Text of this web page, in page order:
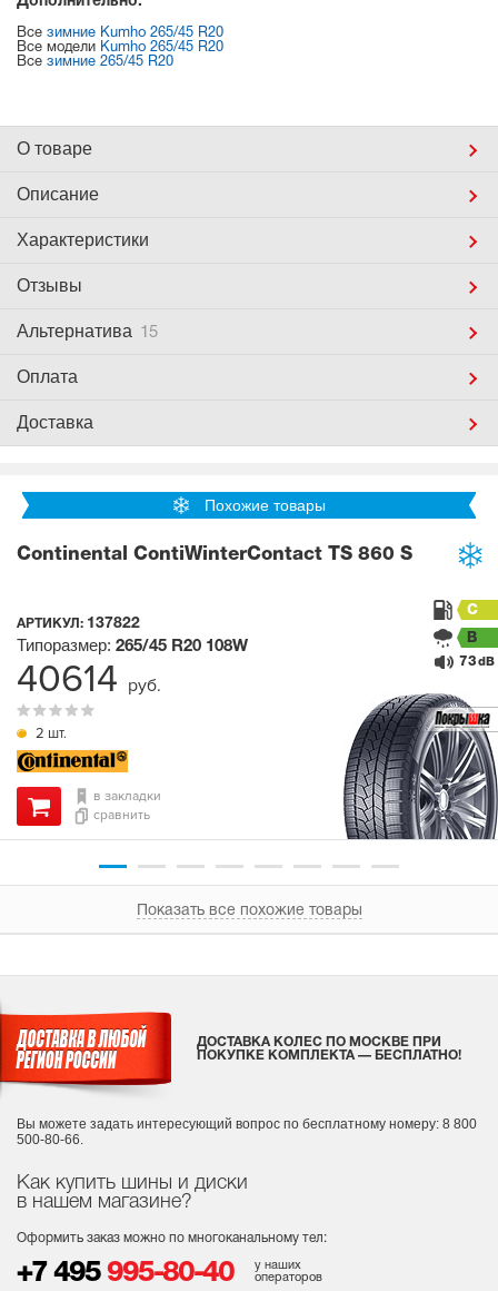
Все зимние Kumho 265/45 R20
Все модели Kumho 265/45 R20
Все зимние 265/45 R20
О товаре
Описание
Характеристики
Отзывы
Альтернатива 15
Оплата
Доставка
Похожие товары
Continental ContiWinterContact TS 860 S
АРТИКУЛ: 137822
2 шт.
Типоразмер: 265/45 R20 108W
C
B
73 dB
в закладки
сравнить
40614 руб.
Показать все похожие товары
Как купить шины и диски
в нашем магазине?
Оформить заказ можно по многоканальному тел:
+7 495 995-80-40
у наших
операторов
ДОСТАВКА КОЛЕС ПО МОСКВЕ ПРИ
ПОКУПКЕ КОМПЛЕКТА — БЕСПЛАТНО!
Вы можете задать интересующий вопрос по бесплатному номеру: 8 800
500-80-66.